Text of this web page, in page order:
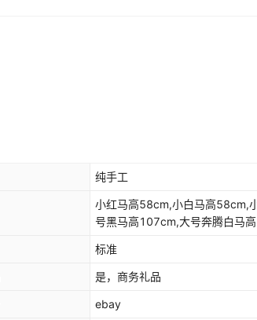
纯手工
小红马高58cm,小白马高58cm,
号黑马高107cm,大号奔腾白马
123cm,一对,跳跃小白马高
158cm,抬后脚棕马高145cm,站
合
标准
是，商务礼品
ebay